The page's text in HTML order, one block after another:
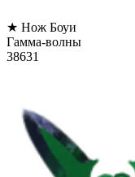
★ Нож Боуи
Гамма-волны
38631